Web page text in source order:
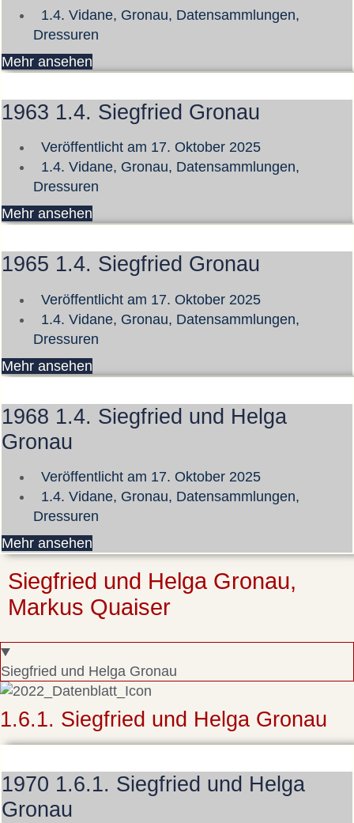
1.4. Vidane, Gronau, Datensammlungen,
Dressuren
Mehr ansehen
1963 1.4. Siegfried Gronau
Veröffentlicht am 17. Oktober 2025
1.4. Vidane, Gronau, Datensammlungen,
Dressuren
Mehr ansehen
1965 1.4. Siegfried Gronau
Veröffentlicht am 17. Oktober 2025
1.4. Vidane, Gronau, Datensammlungen,
Dressuren
Mehr ansehen
1968 1.4. Siegfried und Helga
Gronau
Veröffentlicht am 17. Oktober 2025
1.4. Vidane, Gronau, Datensammlungen,
Dressuren
Mehr ansehen
Siegfried und Helga Gronau,
Markus Quaiser
Siegfried und Helga Gronau
1.6.1. Siegfried und Helga Gronau
1970 1.6.1. Siegfried und Helga
Gronau